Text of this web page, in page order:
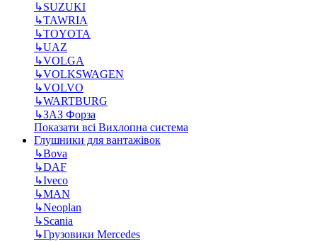
↳SUZUKI
↳TAWRIA
↳TOYOTA
↳UAZ
↳VOLGA
↳VOLKSWAGEN
↳VOLVO
↳WARTBURG
↳ЗАЗ Форза
Показати всі Вихлопна система
Глушники для вантажівок
↳Bova
↳DAF
↳Iveco
↳MAN
↳Neoplan
↳Scania
↳Грузовики Mercedes